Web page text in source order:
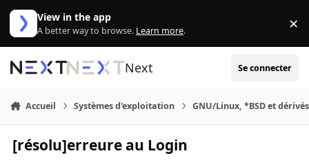
Aller au contenu
View in the app
A better way to browse. Learn more. ×
Next Se connecter
Accueil Systèmes d'exploitation GNU/Linux, *BSD et
[résolu]erreure au Login